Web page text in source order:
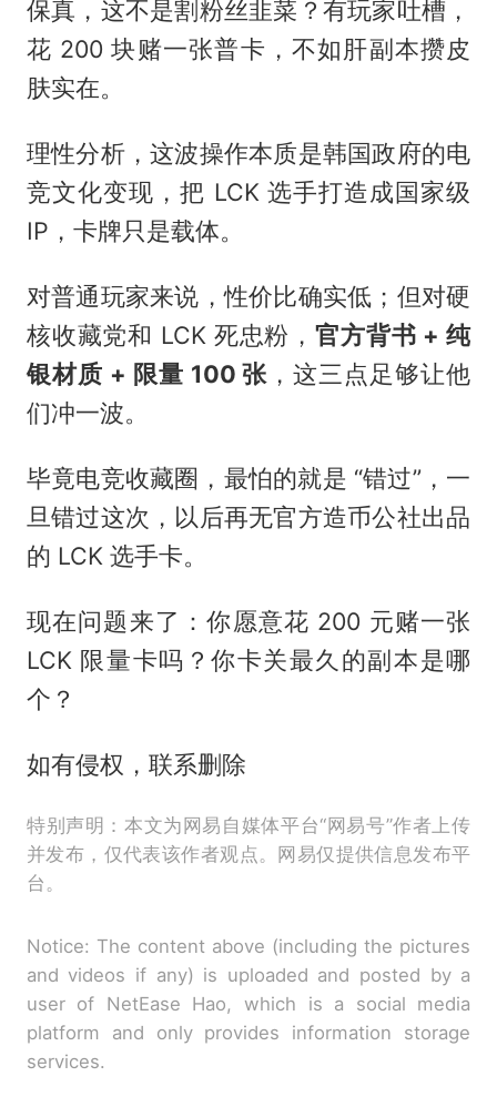
保真，这不是割粉丝韭菜？有玩家吐槽，
花 200 块赌一张普卡，不如肝副本攒皮
肤实在。
理性分析，这波操作本质是韩国政府的电
竞文化变现，把 LCK 选手打造成国家级
IP，卡牌只是载体。
对普通玩家来说，性价比确实低；但对硬
核收藏党和 LCK 死忠粉，官方背书 + 纯
银材质 + 限量 100 张 ，这三点足够让他
们冲一波。
毕竟电竞收藏圈，最怕的就是 “错过”，一
旦错过这次，以后再无官方造币公社出品
的 LCK 选手卡。
现在问题来了：你愿意花 200 元赌一张
LCK 限量卡吗？你卡关最久的副本是哪
个？
如有侵权，联系删除
特别声明：本文为网易自媒体平台“网易号”作者上传
并发布，仅代表该作者观点。网易仅提供信息发布平
台。
Notice: The content above (including the pictures
and videos if any) is uploaded and posted by a
user of NetEase Hao, which is a social media
platform and only provides information storage
services.